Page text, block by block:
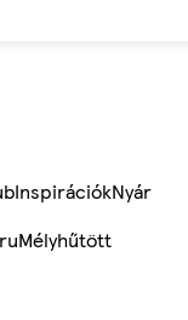
InspirációkNyár
Mélyhűtött